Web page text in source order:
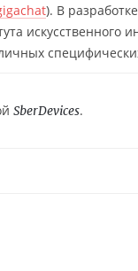
). В
искусственного
SberDevices.